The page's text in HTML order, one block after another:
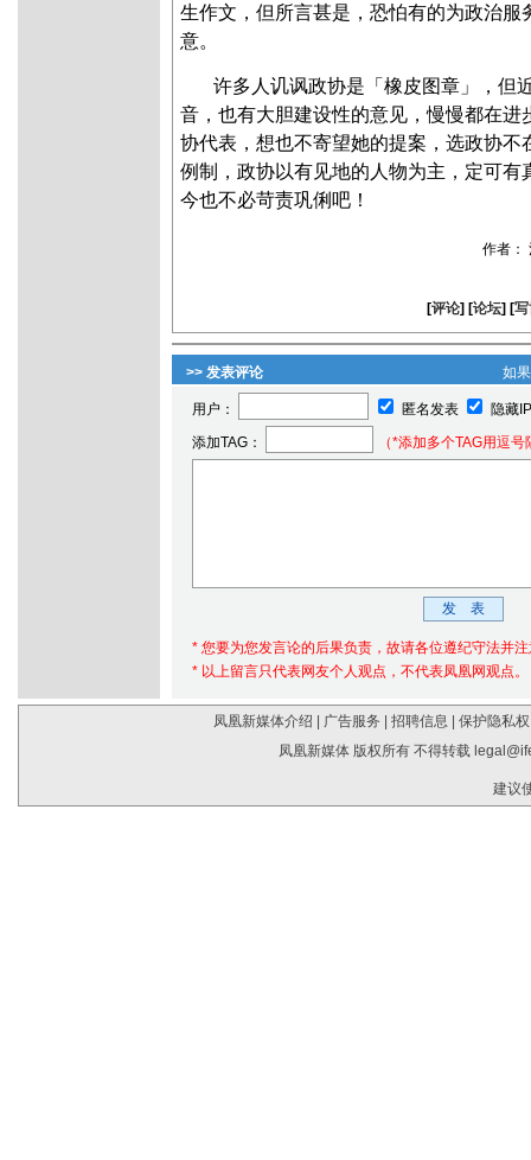
生作文，但所言甚是，恐怕有的为政治服
意。
许多人讥讽政协是「橡皮图章」，但
音，也有大胆建设性的意见，慢慢都在进
协代表，想也不寄望她的提案，选政协不
例制，政协以有见地的人物为主，定可有
今也不必苛责巩俐吧！
作者
[评论] [论坛] [
>> 发表评论 如
用户： 匿名发表
隐藏
添加TAG：
（*添加多个TAG用逗号
* 您要为您发言论的后果负责，故请各位遵纪守法并
* 以上留言只代表网友个人观点，不代表凤凰网观点。
凤凰新媒体介绍 广告服务 招聘信息 保护隐私权
凤凰新媒体 版权所有 不得转载
建议